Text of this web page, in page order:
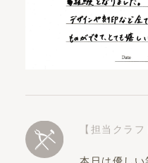
【担当クラ
本日は優しい